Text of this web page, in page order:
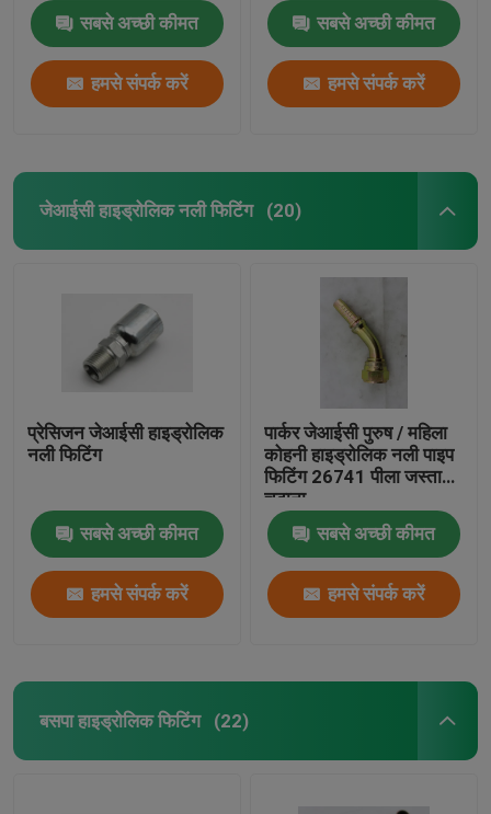
सबसे अच्छी कीमत
हमसे संपर्क करें
सबसे अच्छी कीमत
हमसे संपर्क करें
जेआईसी हाइड्रोलिक नली फिटिंग (20)
प्रेसिजन जेआईसी हाइड्रोलिक
नली फिटिंग
सबसे अच्छी कीमत
हमसे संपर्क करें
पार्कर जेआईसी पुरुष / महिला
कोहनी हाइड्रोलिक नली पाइप
फिटिंग 26741 पीला जस्ता
चढ़ाना
सबसे अच्छी कीमत
हमसे संपर्क करें
बसपा हाइड्रोलिक फिटिंग (22)